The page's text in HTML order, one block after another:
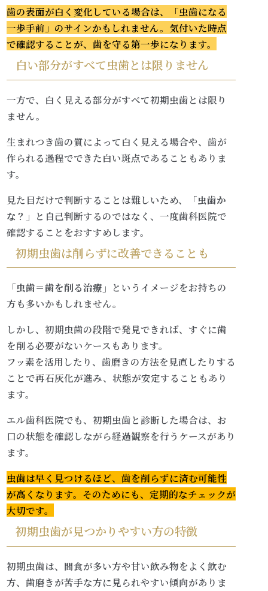
歯の表面が白く変化している場合は、「虫歯になる
一歩手前」のサインかもしれません。気付いた時点
で確認することが、歯を守る第一歩になります。
白い部分がすべて虫歯とは限りません
一方で、白く見える部分がすべて初期虫歯とは限り
ません。
生まれつき歯の質によって白く見える場合や、歯が
作られる過程でできた白い斑点であることもありま
す。
見た目だけで判断することは難しいため、
「虫歯か
な？」 と自己判断するのではなく、一度歯科医院で
確認することをおすすめします。
初期虫歯は削らずに改善できることも
「虫歯＝歯を削る治療」 というイメージをお持ちの
方も多いかもしれません。
しかし、初期虫歯の段階で発見できれば、すぐに歯
を削る必要がないケースもあります。
フッ素を活用したり、歯磨きの方法を見直したりする
ことで再石灰化が進み、状態が安定することもあり
ます。
エル歯科医院でも、初期虫歯と診断した場合は、お
口の状態を確認しながら経過観察を行うケースがあり
ます。
虫歯は早く見つけるほど、歯を削らずに済む可能性
が高くなります。そのためにも、定期的なチェックが
大切です。
初期虫歯が見つかりやすい方の特徴
初期虫歯は、間食が多い方や甘い飲み物をよく飲む
方、歯磨きが苦手な方に見られやすい傾向がありま